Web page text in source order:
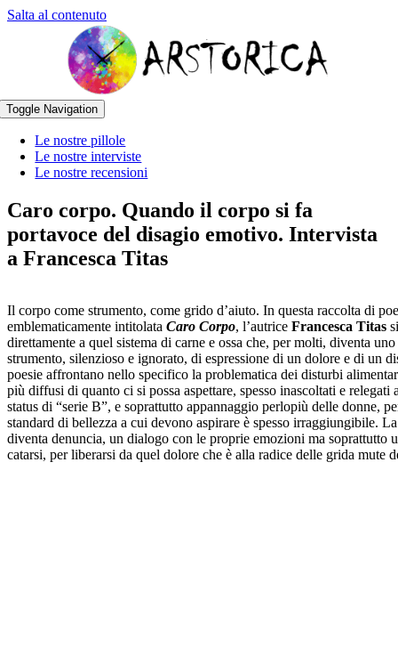
Salta al contenuto
Toggle Navigation
Le nostre pillole
Le nostre interviste
Le nostre recensioni
Caro corpo. Quando il corpo si fa
portavoce del disagio emotivo. Intervista
a Francesca Titas
Il corpo come strumento, come grido d’aiuto. In questa raccolta di
emblematicamente intitolata Caro Corpo, l’autrice Francesca Titas
direttamente a quel sistema di carne e ossa che, per molti, diventa uno
strumento, silenzioso e ignorato, di espressione di un dolore e di un
poesie affrontano nello specifico la problematica dei disturbi
più diffusi di quanto ci si possa aspettare, spesso inascoltati e relegati
status di “serie B”, e soprattutto appannaggio perlopiù delle donne,
standard di bellezza a cui devono aspirare è spesso irraggiungibile.
diventa denuncia, un dialogo con le proprie emozioni ma soprattutto
catarsi, per liberarsi da quel dolore che è alla radice delle grida mute